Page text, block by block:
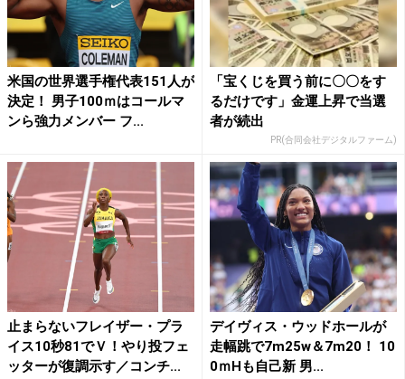
米国の世界選手権代表151人が
決定！ 男子100ｍはコールマ
ンら強力メンバー フ...
「宝くじを買う前に〇〇をす
るだけです」金運上昇で当選
者が続出
PR(合同会社デジタルファーム)
止まらないフレイザー・プラ
イス10秒81でＶ！やり投フェ
ッターが復調示す／コンチ...
デイヴィス・ウッドホールが
走幅跳で7m25w＆7m20！ 10
0ｍHも自己新 男...